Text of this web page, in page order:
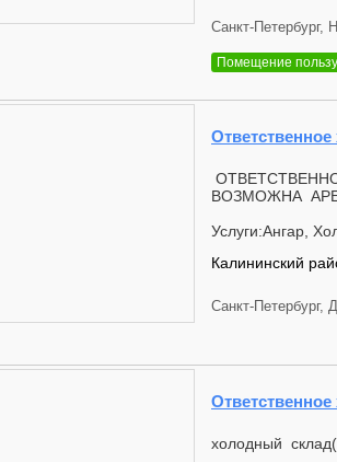
Санкт-Петербург,
Помещение
ВОЗМОЖНА
Услуги:Ангар,
Калининский
Санкт-
холодный склад(